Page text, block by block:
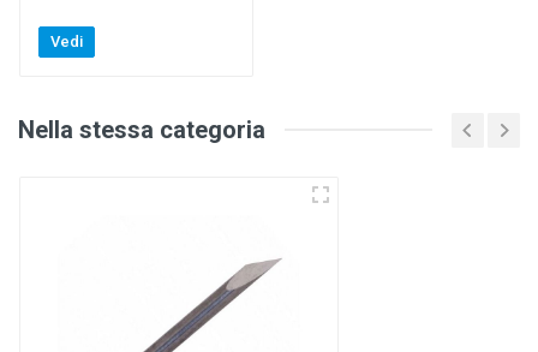
Vedi
Nella stessa categoria